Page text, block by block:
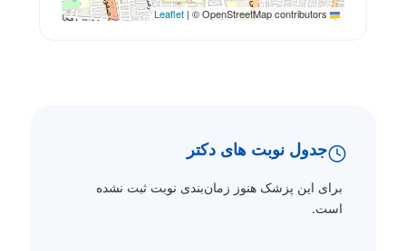
Leaflet
| © OpenStreetMap contributors
جدول نوبت های دکتر
برای این پزشک هنوز زمان‌بندی نوبت ثبت نشده
است.